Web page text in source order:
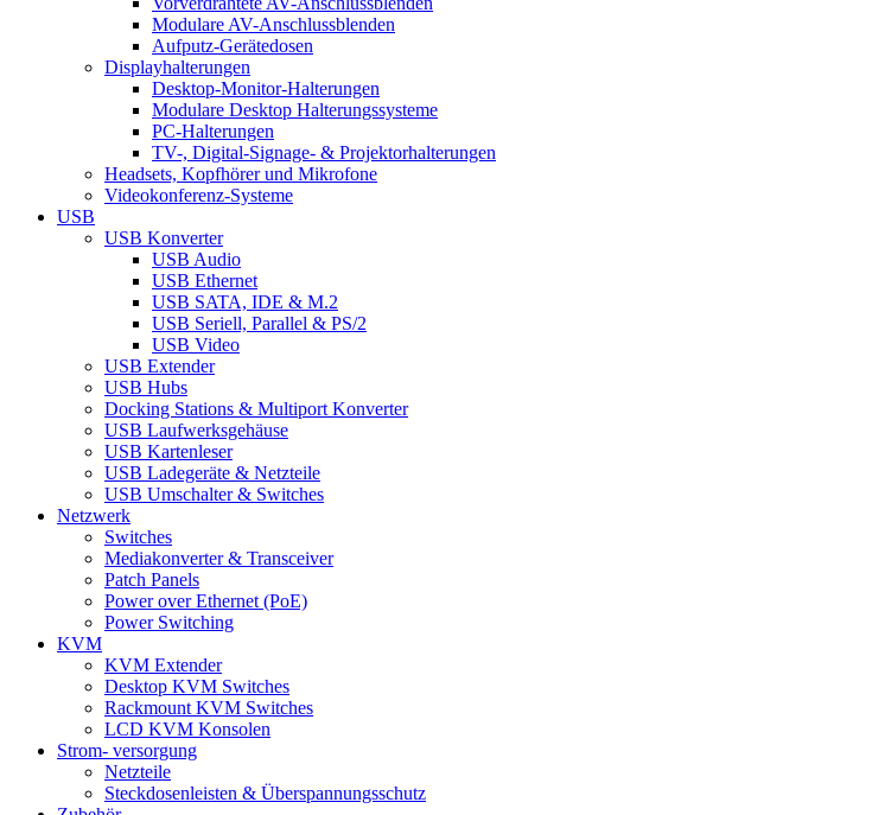
Modulare AV-Anschlussblenden
Aufputz-Gerätedosen
Displayhalterungen
Desktop-Monitor-Halterungen
Modulare Desktop Halterungssysteme
PC-Halterungen
TV-, Digital-Signage- & Projektorhalterungen
Headsets, Kopfhörer und Mikrofone
Videokonferenz-Systeme
USB
USB Konverter
USB Audio
USB Ethernet
USB SATA, IDE & M.2
USB Seriell, Parallel & PS/2
USB Video
USB Extender
USB Hubs
Docking Stations & Multiport Konverter
USB Laufwerksgehäuse
USB Kartenleser
USB Ladegeräte & Netzteile
USB Umschalter & Switches
Netzwerk
Switches
Mediakonverter & Transceiver
Patch Panels
Power over Ethernet (PoE)
Power Switching
KVM
KVM Extender
Desktop KVM Switches
Rackmount KVM Switches
LCD KVM Konsolen
Strom- versorgung
Netzteile
Steckdosenleisten & Überspannungsschutz